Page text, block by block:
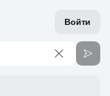
Войти